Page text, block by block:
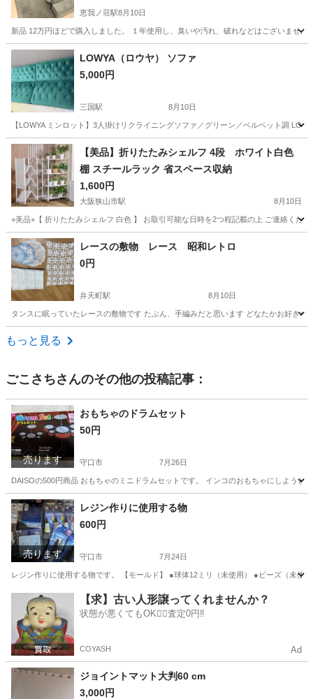
恵我ノ荘駅8月10日
新品 12万円ほどで購入しました。 １年使用し、臭いや汚れ、破れなどはございませ
大阪 松原市 恵我ノ荘駅 ソファ
LOWYA（ロウヤ） ソファ
5,000円
三国駅 8月10日
【LOWYA ミンロット】3人掛けリクライニングソファ／グリーン／ベルベット調
大阪 大阪市 三国駅 ソファ
【美品】折りたたみシェルフ 4段 ホワイト白色
棚 スチールラック 省スペース収納
1,600円
大阪狭山市駅 8月10日
⭐︎美品⭐︎【 折りたたみシェルフ 白色 】 お取引可能な日時を2つ程記載の上 ご連絡く
大阪 大阪狭山市 大阪狭山市駅 収納家具
レースの敷物 レース 昭和レトロ
0円
弁天町駅 8月10日
タンスに眠っていたレースの敷物です たぶん、手編みだと思います どなたかお好き
大阪 大阪市
もっと見る
ごこさちさんのその他の投稿記事：
売ります
おもちゃのドラムセット
50円
守口市 7月26日
DAISOの500円商品 おもちゃのミニドラムセットです。 インコのおもちゃにしようと
大阪 守口市 おもちゃ
売ります
レジン作りに使用する物
600円
守口市 7月24日
レジン作りに使用する物です。 【モールド】 ●球体12ミリ（未使用） ●ビーズ（未
守口市 その他 レジン
【求】古い人形譲ってくれませんか？
状態が悪くてもOK🙆‍♀️査定0円‼️
COYASH Ad
ジョイントマット大判60 cm
3,000円